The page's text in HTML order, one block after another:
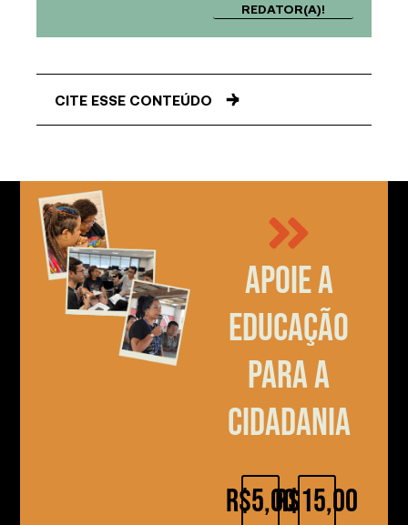
REDATOR(A)!
CITE ESSE CONTEÚDO
Apoie a
educação
para a
cidadania
R$5,00R$15,00